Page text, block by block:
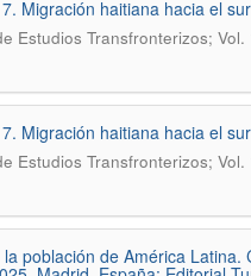
Migración haitiana hacia el
Estudios Transfronterizos;
Migración haitiana hacia el
Estudios Transfronterizos;
población de América